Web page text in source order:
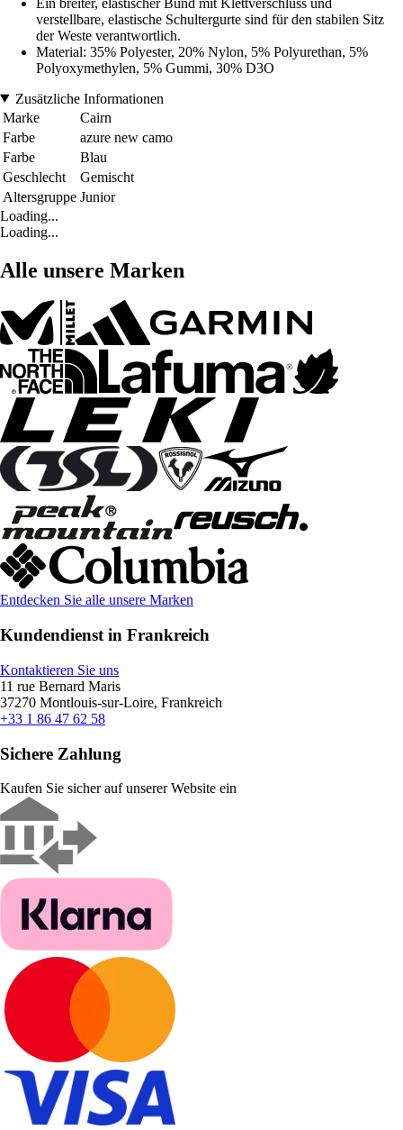
verstellbare, elastische Schultergurte sind für den stabilen Sitz
der Weste verantwortlich.
Material: 35% Polyester, 20% Nylon, 5% Polyurethan, 5%
Polyoxymethylen, 5% Gummi, 30% D3O
Zusätzliche Informationen
Marke
Cairn
Farbe
azure new camo
Farbe
Blau
Geschlecht
Gemischt
Altersgruppe Junior
Loading...
Loading...
Alle unsere Marken
Entdecken Sie alle unsere Marken
Kundendienst in Frankreich
Kontaktieren Sie uns
11 rue Bernard Maris
37270 Montlouis-sur-Loire, Frankreich
+33 1 86 47 62 58
Sichere Zahlung
Kaufen Sie sicher auf unserer Website ein